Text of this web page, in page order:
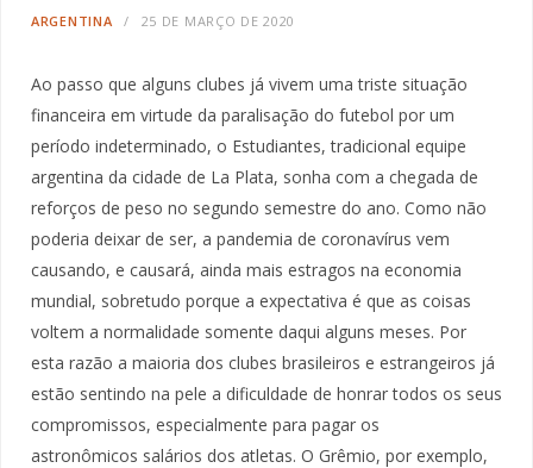
ARGENTINA 25 DE MARÇO DE 2020
Ao passo que alguns clubes já vivem uma triste situação
financeira em virtude da paralisação do futebol por um
período indeterminado, o Estudiantes, tradicional equipe
argentina da cidade de La Plata, sonha com a chegada de
reforços de peso no segundo semestre do ano. Como não
poderia deixar de ser, a pandemia de coronavírus vem
causando, e causará, ainda mais estragos na economia
mundial, sobretudo porque a expectativa é que as coisas
voltem a normalidade somente daqui alguns meses. Por
esta razão a maioria dos clubes brasileiros e estrangeiros já
estão sentindo na pele a dificuldade de honrar todos os seus
compromissos, especialmente para pagar os
astronômicos salários dos atletas. O Grêmio, por exemplo,